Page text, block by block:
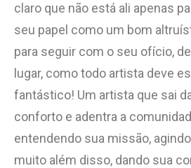
claro que não está ali apenas
seu papel como um bom
para seguir com o seu ofício,
lugar, como todo artista deve
fantástico! Um artista que sai
conforto e adentra a
entendendo sua missão,
muito além disso, dando sua